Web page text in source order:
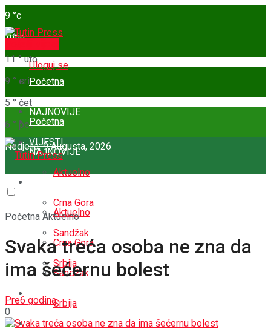
9 °c
Tutin
11 ° uto
9 ° sri
5 ° čet
6 ° pet
Nedjelja, 9 Augusta, 2026
Uloguj se
Početna
NAJNOVIJE
VIJESTI
Aktuelno
Crna Gora
Sandžak
Srbija
REGIJA
SVIJET
Početna
NAJNOVIJE
Aktuelno
Crna Gora
Sandžak
Srbija
Početna Aktuelno
Svaka treća osoba ne zna da
ima šećernu bolest
Pre6 godina
0